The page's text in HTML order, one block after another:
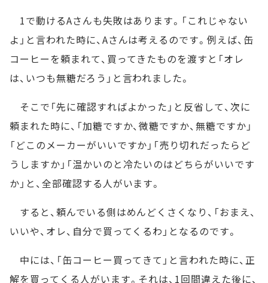
1で動けるAさんも失敗はあります。「これじゃない
よ」と言われた時に、Aさんは考えるのです。例えば、缶
コーヒーを頼まれて、買ってきたものを渡すと「オレ
は、いつも無糖だろう」と言われました。
そこで「先に確認すればよかった」と反省して、次に
頼まれた時に、「加糖ですか、微糖ですか、無糖ですか」
「どこのメーカーがいいですか」「売り切れだったらど
うしますか」「温かいのと冷たいのはどちらがいいです
か」と、全部確認する人がいます。
すると、頼んでいる側はめんどくさくなり、「おまえ、
いいや、オレ、自分で買ってくるわ」となるのです。
中には、「缶コーヒー買ってきて」と言われた時に、正
解を買ってくる人がいます。それは、1回間違えた後に、